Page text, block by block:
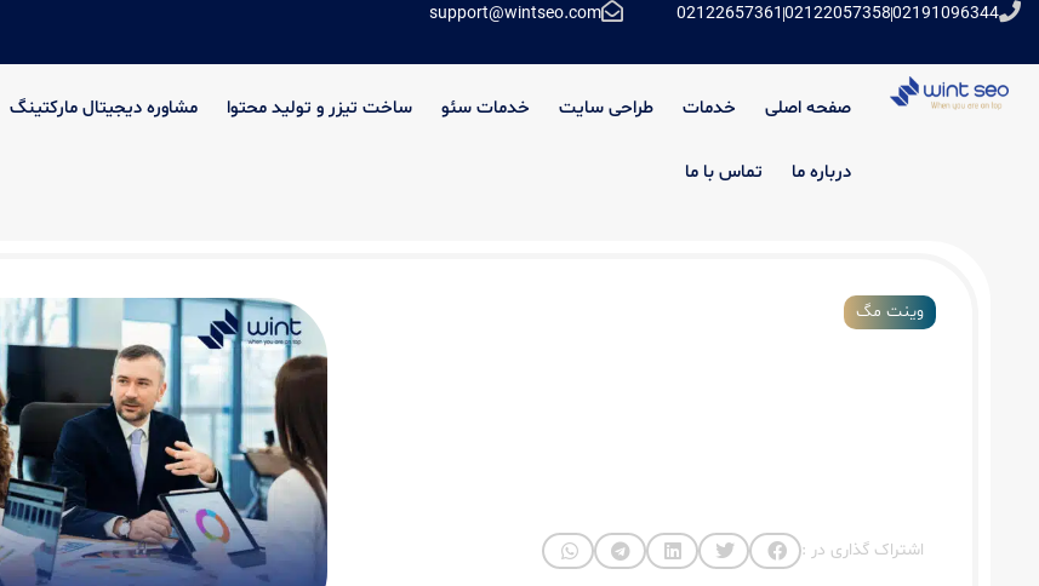
02191096344
02122057358
02122657361
support@wintseo.com
صفحه اصلی خدمات طراحی سایت خدمات سئو ساخت تیزر و تولید محتوا مشاوره دیجیتال مارکتینگ
درباره ما تماس با ما
وینت مگ
اشتراک گذاری در :